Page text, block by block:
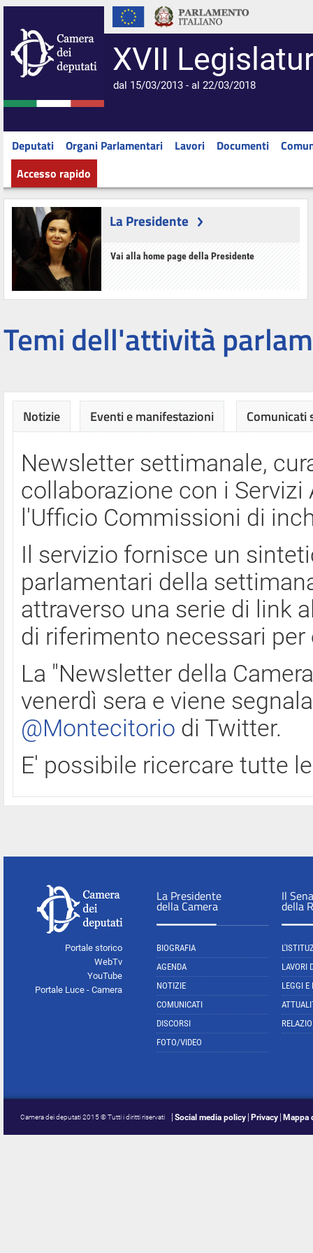
XVII
dal 15/03/2013 - al 22/03/2018
Deputati Organi Parlamentari Lavori Documenti
Accesso rapido
La Presidente
Vai alla home page della Presidente
Temi dell'attività
Notizie Eventi e manifestazioni Comunicati
Newsletter settimanale,
collaborazione con i
l'Ufficio Commissioni di
Il servizio fornisce un
parlamentari della
attraverso una serie di link
di riferimento necessari
La "Newsletter della
venerdì sera e viene
@Montecitorio di Twitter.
E' possibile ricercare tutte
Portale storico
WebTv
YouTube
Portale Luce - Camera
La Presidente
della Camera
BIOGRAFIA
AGENDA
NOTIZIE
COMUNICATI
DISCORSI
FOTO/VIDEO
Il
della
LAVORI
LEGGI E
Camera dei deputati 2015 © Tutti i diritti riservati Social media policy Privacy Mappa